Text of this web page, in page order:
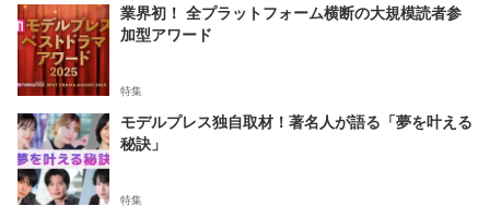
業界初！ 全プラットフォーム横断の大規模読者参
加型アワード
特集
モデルプレス独自取材！著名人が語る「夢を叶える
秘訣」
特集